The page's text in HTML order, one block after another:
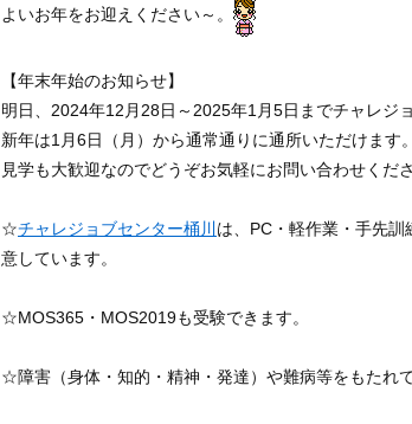
よいお年をお迎えください～。
【年末年始のお知らせ】
明日、2024年12月28日～2025年1月5日までチャレジ
新年は1月6日（月）から通常通りに通所いただけます。
見学も大歓迎なのでどうぞお気軽にお問い合わせくださ
☆チャレジョブセンター桶川は、PC・軽作業・手先
意しています。
☆MOS365・MOS2019も受験できます。
☆障害（身体・知的・精神・発達）や難病等をもたれ